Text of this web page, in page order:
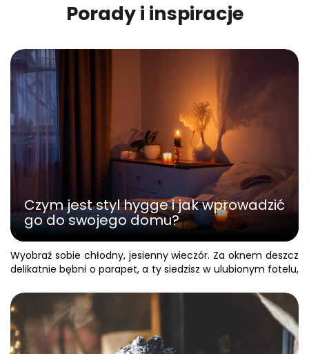
Porady i inspiracje
Czym jest styl hygge i jak wprowadzić
go do swojego domu?
CZYTAJ DALEJ
Wyobraź sobie chłodny, jesienny wieczór. Za oknem deszcz
delikatnie bębni o parapet, a ty siedzisz w ulubionym fotelu,
parującej herbaty, a jedynym źródłem światła jest niewielka
lampka i migoczący płomień świecy. Czujesz absolutny
spokój, bezpieczeństwo i błogość. To właśnie jest
kwintesencja hygge. Choć to słowo od kilku lat robi